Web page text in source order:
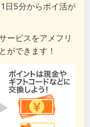
日5分からポイ活が
ービスをアメフリ
ができます！